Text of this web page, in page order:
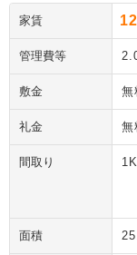
家賃
管理費等
敷金 無
礼金 無
間取り 1K
面積